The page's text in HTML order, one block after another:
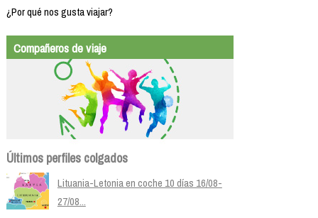
¿Por qué nos gusta viajar?
Compañeros de viaje
Últimos perfiles colgados
Lituania-Letonia en coche 10 días 16/08-
27/08...